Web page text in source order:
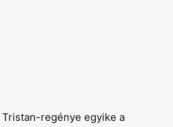
Tristan-regénye egyike a